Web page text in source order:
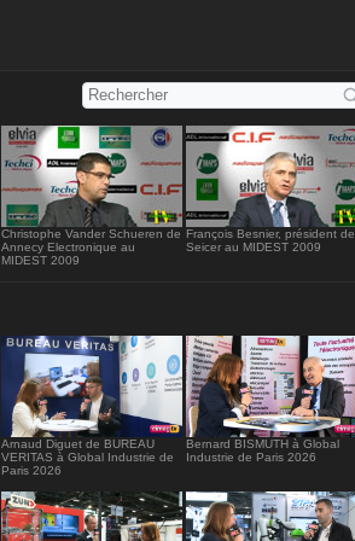
Christophe Vander Schueren de
Annecy Electronique au
MIDEST 2009
François Besnier, président de
Seicer au MIDEST 2009
Arnaud Diguet de BUREAU
VERITAS à Global Industrie de
Paris 2026
Bernard BISMUTH à Global
Industrie de Paris 2026